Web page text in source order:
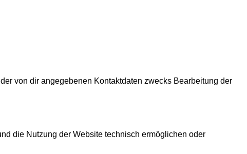
von dir angegebenen Kontaktdaten zwecks Bearbeitung der
die Nutzung der Website technisch ermöglichen oder